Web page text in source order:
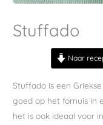
Stuffado
Naar
Stuffado is een
goed op het fornuis in
het is ook ideaal voor